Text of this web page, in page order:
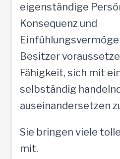
eigenständige
Konsequenz und
Besitzer
Fähigkeit, sich mit
selbständig
auseinandersetzen
Sie bringen viele
mit.